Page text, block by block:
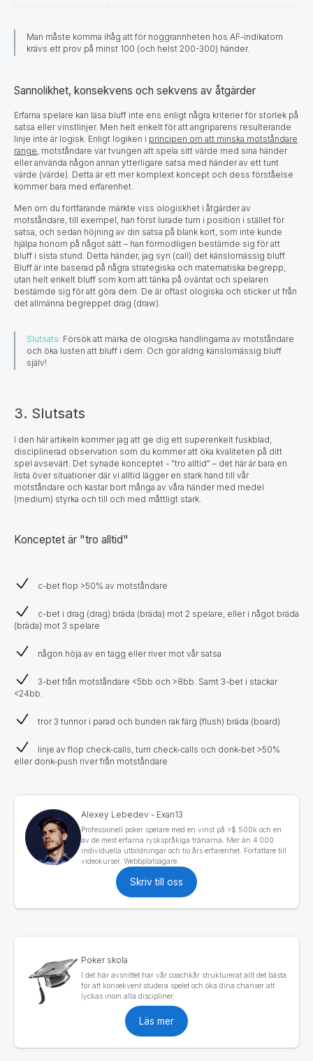
Man måste komma ihåg att för noggrannheten hos AF-indikatorn
krävs ett prov på minst 100 (och helst 200-300) händer.
Sannolikhet, konsekvens och sekvens av åtgärder
Erfarna spelare kan läsa bluff inte ens enligt några kriterier för storlek på
satsa eller vinstlinjer. Men helt enkelt för att angriparens resulterande
linje inte är logisk. Enligt logiken i principen om att minska motståndare
range , motståndare var tvungen att spela sitt värde med sina händer
eller använda någon annan ytterligare satsa med händer av ett tunt
värde (värde). Detta är ett mer komplext koncept och dess förståelse
kommer bara med erfarenhet.
Men om du fortfarande märkte viss ologiskhet i åtgärder av
motståndare, till exempel, han först lurade turn i position i stället för
satsa, och sedan höjning av din satsa på blank kort, som inte kunde
hjälpa honom på något sätt – han förmodligen bestämde sig för att
bluff i sista stund. Detta händer, jag syn (call) det känslomässig bluff.
Bluff är inte baserad på några strategiska och matematiska begrepp,
utan helt enkelt bluff som kom att tänka på oväntat och spelaren
bestämde sig för att göra dem. De är oftast ologiska och sticker ut från
det allmänna begreppet drag (draw).
Slutsats: Försök att märka de ologiska handlingarna av motståndare
och öka lusten att bluff i dem. Och gör aldrig känslomässig bluff
själv!
3. Slutsats
I den här artikeln kommer jag att ge dig ett superenkelt fuskblad,
disciplinerad observation som du kommer att öka kvaliteten på ditt
spel avsevärt. Det synade konceptet - "tro alltid" – det här är bara en
lista över situationer där vi alltid lägger en stark hand till vår
motståndare och kastar bort många av våra händer med medel
(medium) styrka och till och med måttligt stark.
Konceptet är "tro alltid"
c-bet flop >50% av motståndare
c-bet i drag (drag) bräda (bräda) mot 2 spelare, eller i något bräda
(bräda) mot 3 spelare
någon höja av en tagg eller river mot vår satsa
3-bet från motståndare <5bb och >8bb. Samt 3-bet i stackar
<24bb.
tror 3 tunnor i parad och bunden rak färg (flush) bräda (board)
linje av flop check-calls, turn check-calls och donk-bet >50%
eller donk-push river från motståndare
Alexey Lebedev - Exan13
Professionell poker spelare med en vinst på >$ 500k och en
av de mest erfarna ryskspråkiga tränarna. Mer än 4 000
individuella utbildningar och tio års erfarenhet. Författare till
videokurser. Webbplatsägare.
Skriv till oss
Poker skola
I det här avsnittet har vår coachkår strukturerat allt det bästa
för att konsekvent studera spelet och öka dina chanser att
lyckas inom alla discipliner.
Läs mer